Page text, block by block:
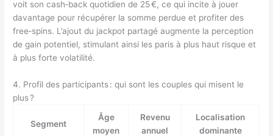
voit son cash‑back quotidien de 25 €, ce qui incite à jouer
davantage pour récupérer la somme perdue et profiter des
free‑spins. L’ajout du jackpot partagé augmente la perception
de gain potentiel, stimulant ainsi les paris à plus haut risque et
à plus forte volatilité.
4. Profil des participants : qui sont les couples qui misent le
plus ?
Segment
Âge
moyen
Revenu
annuel
Localisation
dominante